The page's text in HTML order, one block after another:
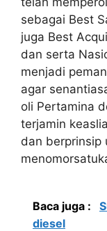
sebagai Best
juga Best
dan serta
menjadi
agar
oli Pertamina
terjamin
dan berprinsip
Baca juga :
diesel